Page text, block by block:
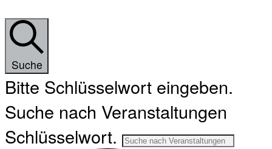
Suche
Bitte Schlüsselwort eingeben.
Suche nach Veranstaltungen
Schlüsselwort.